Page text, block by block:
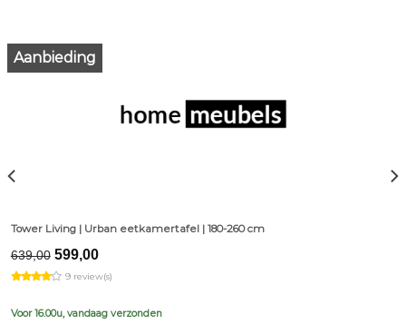
Aanbieding
Tower Living | Urban eetkamertafel | 180-260 cm
639,00 Original
price
was:
599,00Current
is:
9 review(s)
Voor 16.00u, vandaag verzonden